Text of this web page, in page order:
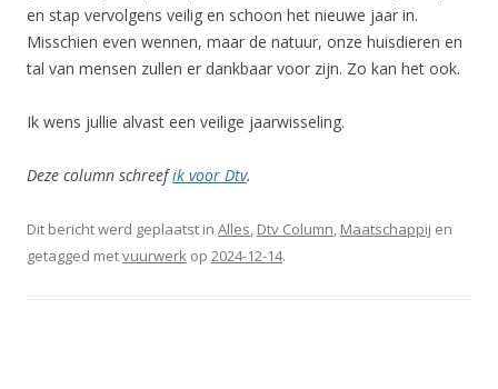
en stap vervolgens veilig en schoon het nieuwe jaar in.
Misschien even wennen, maar de natuur, onze huisdieren en
tal van mensen zullen er dankbaar voor zijn. Zo kan het ook.
Ik wens jullie alvast een veilige jaarwisseling.
Deze column schreefik voor Dtv.
Dit bericht werd geplaatst in Alles, Dtv Column, Maatschappij en
getagged metvuurwerk op 2024-12-14.